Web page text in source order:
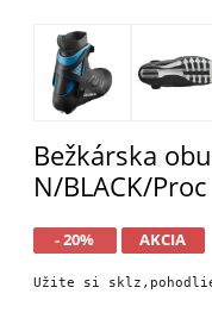
Bežkárska
N/BLACK/Proc
- 20% AKCIA
Užite si